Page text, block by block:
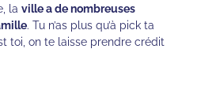
laville a de nombreuses
. Tu n’as plus qu’à pick ta
toi, on te laisse prendre crédit